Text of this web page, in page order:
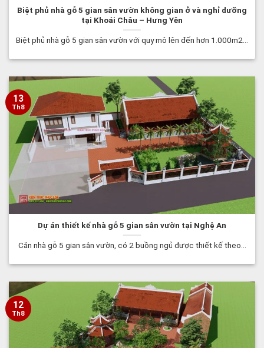
Biệt phủ nhà gỗ 5 gian sân vườn không gian ở và nghỉ dưỡng
tại Khoái Châu – Hưng Yên
Biệt phủ nhà gỗ 5 gian sân vườn với quy mô lên đến hơn 1.000m2...
Dự án thiết kế nhà gỗ 5 gian sân vườn tại Nghệ An
Căn nhà gỗ 5 gian sân vườn, có 2 buồng ngủ được thiết kế theo...
13
Th8
12
Th8